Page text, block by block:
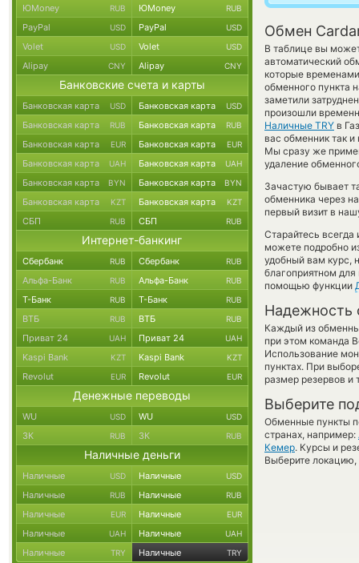
Обмен
В таблице вы
автоматический
которые
обменного пункта
заметили
произошли
Наличные TRY в
вас обменник так
Мы сразу же
удаление
Зачастую бывает
обменника через
первый визит в
Старайтесь всегда
можете подробно
удобный вам курс,
благоприятном для
помощью функции
Надежность
Каждый из
при этом команда
Использование
пунктах. При
размер резервов и
Выберите
Обменные пункты
странах, например:
Кемер. Курсы и
Выберите локацию,
ЮMoney RUB ЮMoney RUB
PayPal USD PayPal USD
Volet USD Volet USD
Alipay CNY Alipay CNY
Банковские счета и карты
Банковская карта USD Банковская карта USD
Банковская карта RUB Банковская карта RUB
Банковская карта EUR Банковская карта EUR
Банковская карта UAH Банковская карта UAH
Банковская карта BYN Банковская карта BYN
Банковская карта KZT Банковская карта KZT
СБП RUB СБП RUB
Интернет-банкинг
Сбербанк RUB Сбербанк RUB
Альфа-Банк RUB Альфа-Банк RUB
Т-Банк RUB Т-Банк RUB
ВТБ RUB ВТБ RUB
Приват 24 UAH Приват 24 UAH
Kaspi Bank KZT Kaspi Bank KZT
Revolut EUR Revolut EUR
Денежные переводы
WU USD WU USD
ЗК RUB ЗК RUB
Наличные деньги
Наличные USD Наличные USD
Наличные RUB Наличные RUB
Наличные EUR Наличные EUR
Наличные UAH Наличные UAH
Наличные TRY Наличные TRY